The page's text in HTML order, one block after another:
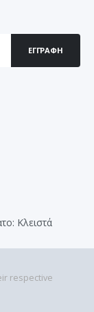
ΕΓΓΡΑΦΉ
Κλειστά
respective